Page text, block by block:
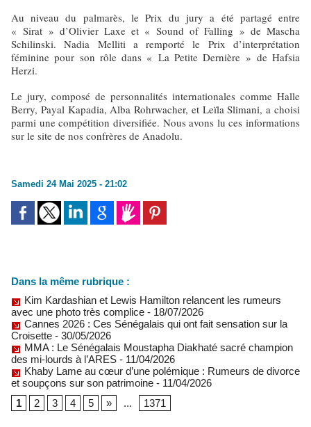
Au niveau du palmarès, le Prix du jury a été partagé entre
« Sirat » d’Olivier Laxe et « Sound of Falling » de Mascha
Schilinski. Nadia Melliti a remporté le Prix d’interprétation
féminine pour son rôle dans « La Petite Dernière » de Hafsia
Herzi.
Le jury, composé de personnalités internationales comme Halle
Berry, Payal Kapadia, Alba Rohrwacher, et Leïla Slimani, a choisi
parmi une compétition diversifiée. Nous avons lu ces informations
sur le site de nos confrères de Anadolu.
Samedi 24 Mai 2025 - 21:02
Dans la même rubrique :
Kim Kardashian et Lewis Hamilton relancent les rumeurs
avec une photo très complice - 18/07/2026
Cannes 2026 : Ces Sénégalais qui ont fait sensation sur la
Croisette - 30/05/2026
MMA : Le Sénégalais Moustapha Diakhaté sacré champion
des mi-lourds à l’ARES - 11/04/2026
Khaby Lame au cœur d’une polémique : Rumeurs de divorce
et soupçons sur son patrimoine - 11/04/2026
1
2 3 4 5 » ... 1371